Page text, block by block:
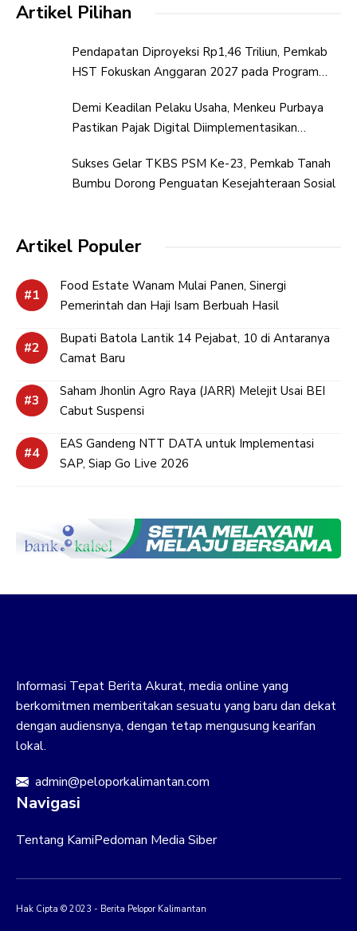
Artikel Pilihan
Pendapatan Diproyeksi Rp1,46 Triliun, Pemkab
HST Fokuskan Anggaran 2027 pada Program
Demi Keadilan Pelaku Usaha, Menkeu Purbaya
Pastikan Pajak Digital Diimplementasikan
Sukses Gelar TKBS PSM Ke-23, Pemkab Tanah
Bumbu Dorong Penguatan Kesejahteraan Sosial
Artikel Populer
Food Estate Wanam Mulai Panen, Sinergi
Pemerintah dan Haji Isam Berbuah Hasil
Bupati Batola Lantik 14 Pejabat, 10 di Antaranya
Camat Baru
Saham Jhonlin Agro Raya (JARR) Melejit Usai BEI
Cabut Suspensi
EAS Gandeng NTT DATA untuk Implementasi
SAP, Siap Go Live 2026
Informasi Tepat Berita Akurat, media online yang
berkomitmen memberitakan sesuatu yang baru dan dekat
dengan audiensnya, dengan tetap mengusung kearifan
lokal.
admin@peloporkalimantan.com
Navigasi
Tentang KamiPedoman Media Siber
Hak Cipta © 2023 - Berita Pelopor Kalimantan